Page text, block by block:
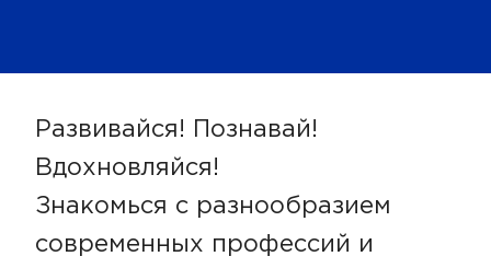
Развивайся! Познавай!
Вдохновляйся!
Знакомься с разнообразием
современных профессий и